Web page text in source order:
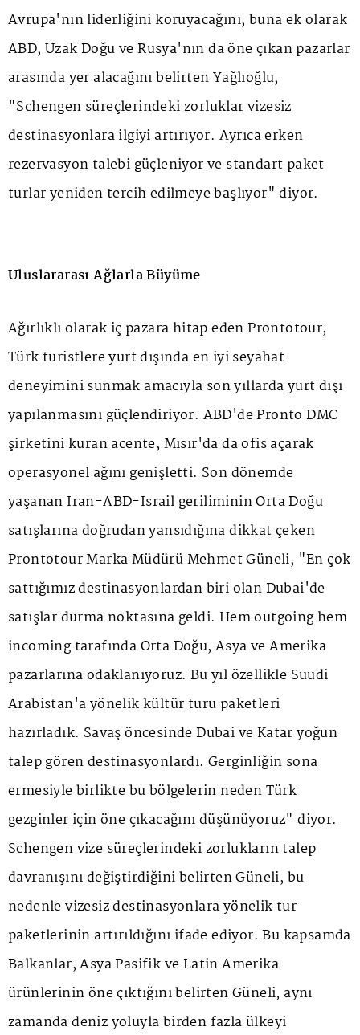
Avrupa'nın liderliğini koruyacağını, buna ek olarak
ABD, Uzak Doğu ve Rusya'nın da öne çıkan pazarlar
arasında yer alacağını belirten Yağlıoğlu,
"Schengen süreçlerindeki zorluklar vizesiz
destinasyonlara ilgiyi artırıyor. Ayrıca erken
rezervasyon talebi güçleniyor ve standart paket
turlar yeniden tercih edilmeye başlıyor" diyor.
Uluslararası Ağlarla Büyüme
Ağırlıklı olarak iç pazara hitap eden Prontotour,
Türk turistlere yurt dışında en iyi seyahat
deneyimini sunmak amacıyla son yıllarda yurt dışı
yapılanmasını güçlendiriyor. ABD'de Pronto DMC
şirketini kuran acente, Mısır'da da ofis açarak
operasyonel ağını genişletti. Son dönemde
yaşanan İran-ABD-İsrail geriliminin Orta Doğu
satışlarına doğrudan yansıdığına dikkat çeken
Prontotour Marka Müdürü Mehmet Güneli, "En çok
sattığımız destinasyonlardan biri olan Dubai'de
satışlar durma noktasına geldi. Hem outgoing hem
incoming tarafında Orta Doğu, Asya ve Amerika
pazarlarına odaklanıyoruz. Bu yıl özellikle Suudi
Arabistan'a yönelik kültür turu paketleri
hazırladık. Savaş öncesinde Dubai ve Katar yoğun
talep gören destinasyonlardı. Gerginliğin sona
ermesiyle birlikte bu bölgelerin neden Türk
gezginler için öne çıkacağını düşünüyoruz" diyor.
Schengen vize süreçlerindeki zorlukların talep
davranışını değiştirdiğini belirten Güneli, bu
nedenle vizesiz destinasyonlara yönelik tur
paketlerinin artırıldığını ifade ediyor. Bu kapsamda
Balkanlar, Asya Pasifik ve Latin Amerika
ürünlerinin öne çıktığını belirten Güneli, aynı
zamanda deniz yoluyla birden fazla ülkeyi